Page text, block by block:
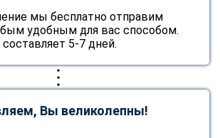
мы бесплатно отправим
удобным для вас способом.
5-7 дней.
Вы великолепны!